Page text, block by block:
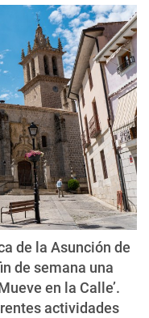
de la Asunción de
de semana una
en la Calle’.
actividades